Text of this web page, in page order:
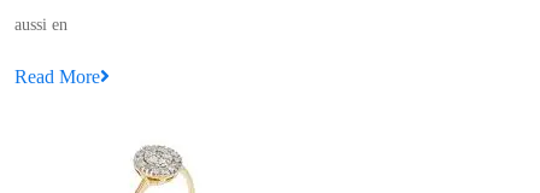
aussi en
Read More